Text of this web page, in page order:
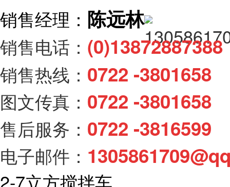
销售经理： 陈远林
销售电话：
销售热线： 0722 -3801658
图文传真： 0722 -3801658
售后服务： 0722 -3816599
电子邮件：
2-7立方搅拌车